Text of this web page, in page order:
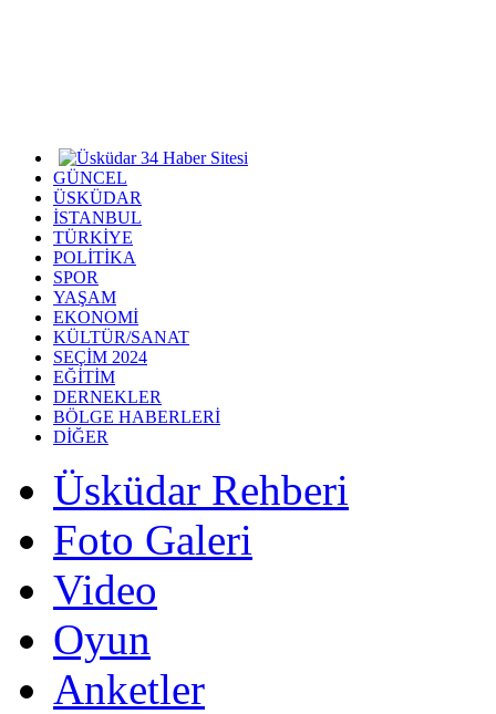
GÜNCEL
ÜSKÜDAR
İSTANBUL
TÜRKİYE
POLİTİKA
SPOR
YAŞAM
EKONOMİ
KÜLTÜR/SANAT
SEÇİM 2024
EĞİTİM
DERNEKLER
BÖLGE HABERLERİ
DİĞER
Üsküdar Rehberi
Foto Galeri
Video
Oyun
Anketler